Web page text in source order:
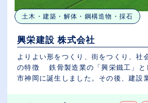
土木・建築・解体・鋼構造物・採石
興栄建設 株式会社
よりよい形をつくり、街をつくり、社
の特徴 鉄骨製造業の「興栄鐵工」と
市神岡に誕生しました。その後、建設